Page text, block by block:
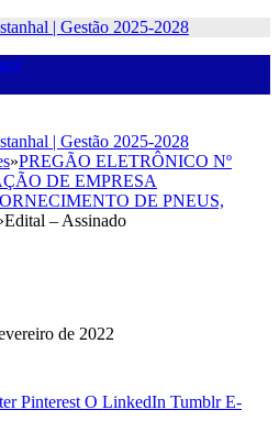
»PREGÃO ELETRÔNICO Nº
DE EMPRESA
DE PNEUS,
Edital – Assinado
de 2022
Pinterest O LinkedIn Tumblr E-